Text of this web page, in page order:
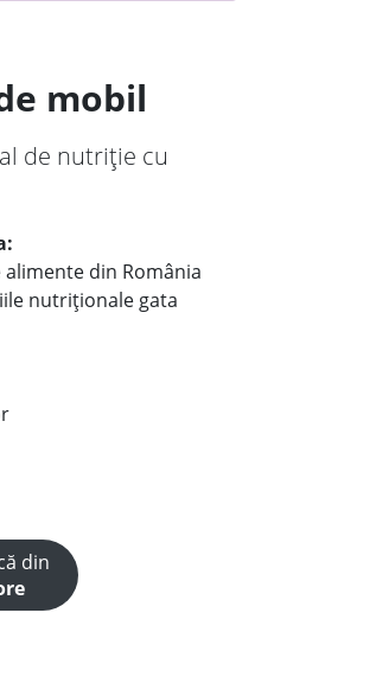
mobil
de nutriție cu
din România
nutriționale gata
din